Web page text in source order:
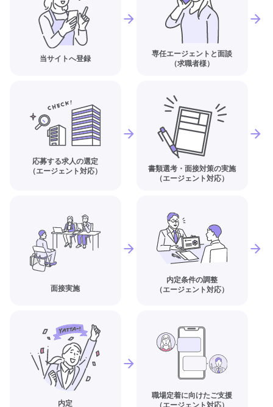
当サイトへ登録
専任エージェントと面談
（求職者様）
応募する求人の選定
（エージェント対応）
書類選考・面接対策の実施
（エージェント対応）
面接実施
内定条件の調整
（エージェント対応）
内定
職場定着に向けたご支援
（エージェント対応）